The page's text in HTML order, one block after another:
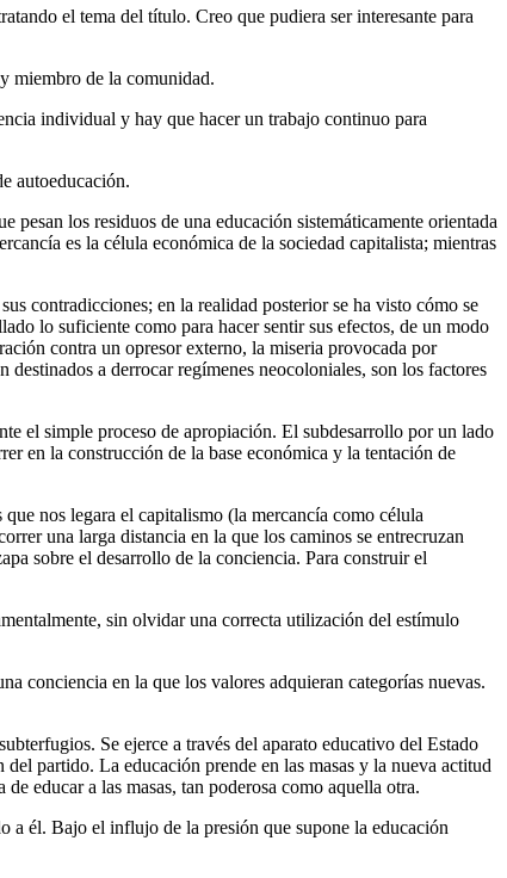
el tema del título. Creo que pudiera ser interesante para
miembro de la comunidad.
individual y hay que hacer un trabajo continuo para
autoeducación.
los residuos de una educación sistemáticamente orientada
es la célula económica de la sociedad capitalista; mientras
contradicciones; en la realidad posterior se ha visto cómo se
lo suficiente como para hacer sentir sus efectos, de un modo
contra un opresor externo, la miseria provocada por
a derrocar regímenes neocoloniales, son los factores
el simple proceso de apropiación. El subdesarrollo por un lado
en la construcción de la base económica y la tentación de
nos legara el capitalismo (la mercancía como célula
una larga distancia en la que los caminos se entrecruzan
sobre el desarrollo de la conciencia. Para construir el
sin olvidar una correcta utilización del estímulo
conciencia en la que los valores adquieran categorías nuevas.
Se ejerce a través del aparato educativo del Estado
partido. La educación prende en las masas y la nueva actitud
educar a las masas, tan poderosa como aquella otra.
a él. Bajo el influjo de la presión que supone la educación